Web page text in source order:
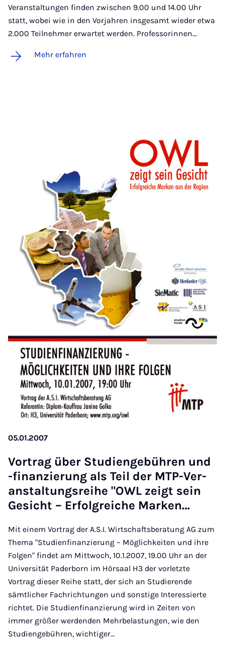
Veranstaltungen finden zwischen 9.00 und 14.00 Uhr
statt, wobei wie in den Vorjahren insgesamt wieder etwa
2.000 Teilnehmer erwartet werden. Professorinnen…
Mehr erfahren
05.01.2007
Vor­trag über Stu­dien­ge­büh­ren und
-fi­nan­zie­rung als Teil der MTP-Ver­
an­stal­tungs­rei­he "OWL zeigt sein
Ge­sicht – Er­folg­rei­che Mar­ken…
Mit einem Vortrag der A.S.I. Wirtschaftsberatung AG zum
Thema "Studienfinanzierung – Möglichkeiten und ihre
Folgen" findet am Mittwoch, 10.1.2007, 19.00 Uhr an der
Universität Paderborn im Hörsaal H3 der vorletzte
Vortrag dieser Reihe statt, der sich an Studierende
sämtlicher Fachrichtungen und sonstige Interessierte
richtet. Die Studienfinanzierung wird in Zeiten von
immer größer werdenden Mehrbelastungen, wie den
Studiengebühren, wichtiger…